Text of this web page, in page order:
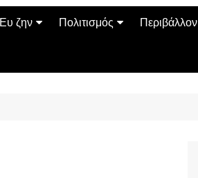
Ευ ζην
Αυτοβελτίωση
Πολιτισμός
Εκδηλώσεις
Περιβάλλον
Οικολογία